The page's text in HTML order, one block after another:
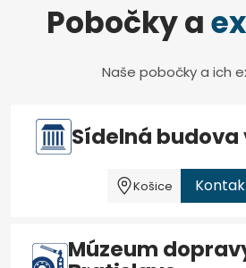
Pobočky a
Naše pobočky a ich
Sídelná budova
Košice
Múzeum